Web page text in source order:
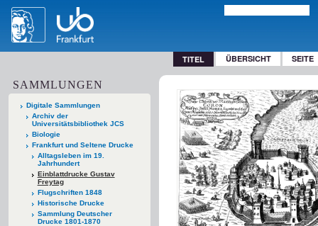
TITEL ÜBERSICHT SEITE
SAMMLUNGEN
Digitale Sammlungen
Archiv der
Universitätsbibliothek JCS
Biologie
Frankfurt und Seltene Drucke
Alltagsleben im 19.
Jahrhundert
Einblattdrucke Gustav
Freytag
Flugschriften 1848
Historische Drucke
Sammlung Deutscher
Drucke 1801-1870